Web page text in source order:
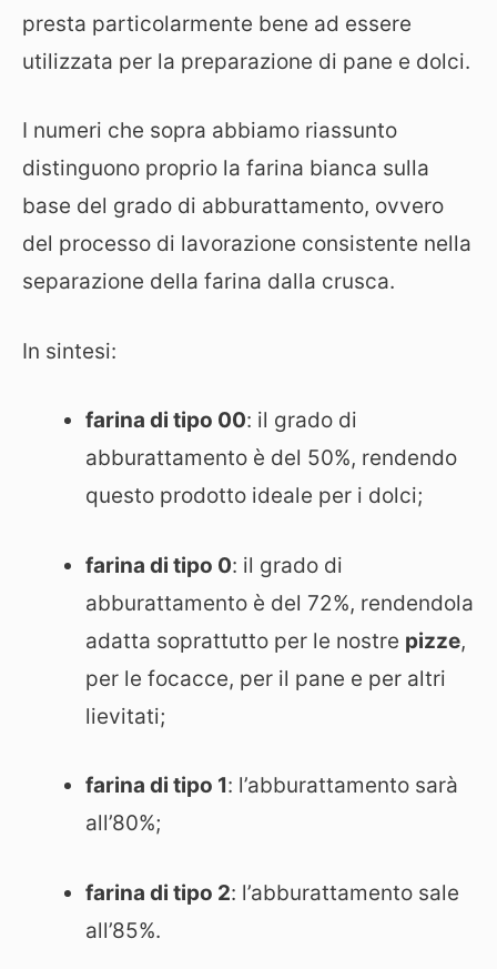
presta particolarmente bene ad essere
utilizzata per la preparazione di pane e dolci.
I numeri che sopra abbiamo riassunto
distinguono proprio la farina bianca sulla
base del grado di abburattamento, ovvero
del processo di lavorazione consistente nella
separazione della farina dalla crusca.
In sintesi:
farina di tipo 00: il grado di
abburattamento è del 50%, rendendo
questo prodotto ideale per i dolci;
farina di tipo 0: il grado di
abburattamento è del 72%, rendendola
adatta soprattutto per le nostre pizze,
per le focacce, per il pane e per altri
lievitati;
farina di tipo 1: l’abburattamento sarà
all’80%;
farina di tipo 2: l’abburattamento sale
all’85%.